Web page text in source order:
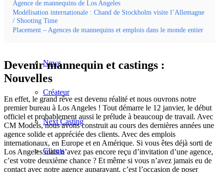
Agence
Agence de mannequins
News
Créateur
Next Casting
Clients
Agence de mannequins de Los Angeles
Modélisation internationale : Chand de Stockholm visite l’Allemagne
/ Shooting Time
Placement – Agences de mannequins et emplois dans le monde entier
Devenir mannequin et castings :
Nouvelles
En effet, le grand rêve est devenu réalité et nous ouvrons notre
premier bureau à Los Angeles ! Tout démarre le 12 janvier, le début
officiel et probablement aussi le prélude à beaucoup de travail. Avec
CM Models, nous avons construit au cours des dernières années une
agence solide et appréciée des clients. Avec des emplois
internationaux, en Europe et en Amérique. Si vous êtes déjà sorti de
Los Angeles mais n’avez pas encore reçu d’invitation d’une agence,
c’est votre deuxième chance ? Et même si vous n’avez jamais eu de
contact avec notre agence auparavant, c’est l’occasion de poser